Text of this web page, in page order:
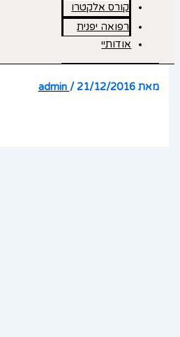
קורס אלקטרו
רפואה יפנית
אודותיי
מאת admin/21/12/2016